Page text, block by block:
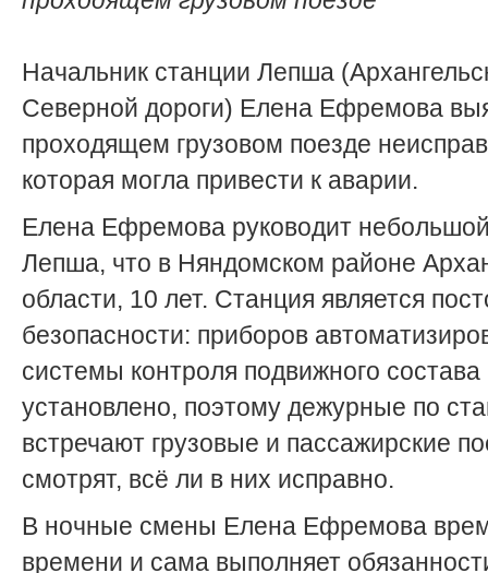
Начальник станции Лепша
Северной дороги) Елена Ефремова
проходящем грузовом поезде
которая могла привести к аварии.
Елена Ефремова руководит
Лепша, что в Няндомском районе
области, 10 лет. Станция является
безопасности: приборов
системы контроля подвижного
установлено, поэтому дежурные по
встречают грузовые и пассажирские
смотрят, всё ли в них исправно.
В ночные смены Елена Ефремова
времени и сама выполняет